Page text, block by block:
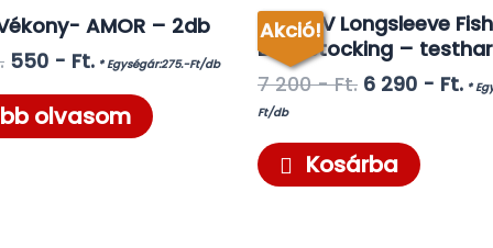
AMOR – 2db
Original
was:
890 -
550 - Ft.Current
is:
550 -
* Egységár:275.-Ft/db
olvasom
Akció!
Deep-V Longsleeve
Bodystocking –
7 200- Ft. Original
7
200 -
6 290 - Ft. *
Ft/db
Kosárba